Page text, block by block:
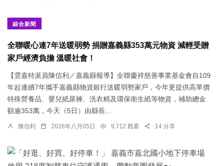
綜合新聞
全聯暖心連7年送暖弱勢 捐贈嘉義縣353萬元物資 減輕受贈
家戶經濟負擔 溫暖社會！
【雲嘉特派員陳信利／嘉義縣報導】全聯慶祥慈善事業基金會自109
年起連續7年攜手嘉義縣物資銀行送暖弱勢家戶，今年更提供高單價
特殊營養品、嬰兒紙尿褲、洗衣精及環保衛生紙等物資，補助總金
額逾353萬，今天（5日）由縣長...
陳信利 2026年八月05日 9,712 觀看 14 分享